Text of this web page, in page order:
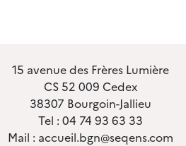
15 avenue des Frères Lumière
CS 52 009 Cedex
38307 Bourgoin-Jallieu
Tel : 04 74 93 63 33
Mail : accueil.bgn@seqens.com